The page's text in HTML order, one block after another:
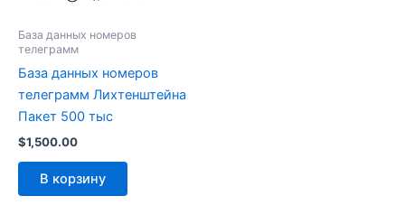
База данных номеров
телеграмм
База данных номеров
телеграмм Лихтенштейна
Пакет 500 тыс
$1,500.00
В корзину